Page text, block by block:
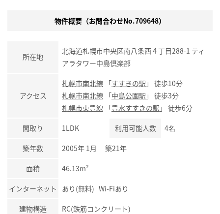
物件概要（お問合わせNo.709648）
所在地
北海道札幌市中央区南八条西４丁目288-1 ティ
アラタワー中島倶楽部
アクセス
札幌市南北線 「すすきの駅 」 徒歩10分
札幌市南北線 「中島公園駅 」 徒歩3分
札幌市東豊線 「豊水すすきの駅 」 徒歩6分
間取り 1LDK 利用可能人数 4名
築年数 2005年 1月 築21年
面積 46.13m²
インターネット あり(無料) Wi-Fiあり
建物構造 RC(鉄筋コンクリート)